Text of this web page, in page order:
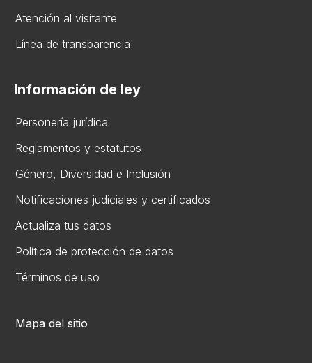
Atención al visitante
Línea de transparencia
Información de ley
Personería jurídica
Reglamentos y estatutos
Gén​ero, Diversidad ​e Inclusión
Notificaciones judiciales y certificados
Actualiza tus datos
Política de protección de datos
Términos de uso
Mapa del sitio